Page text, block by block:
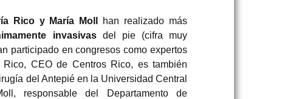
Rico y María Moll
han realizado más
invasivasdel pie (cifra muy
participado en congresos como expertos
CEO de Centros Rico, es también
del Antepié en la Universidad Central
responsable del Departamento de